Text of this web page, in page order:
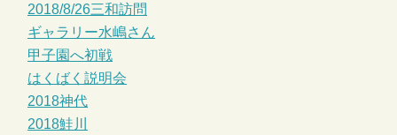
2018/8/26三和訪問
ギャラリー水嶋さん
甲子園へ初戦
はくばく説明会
2018神代
2018鮭川